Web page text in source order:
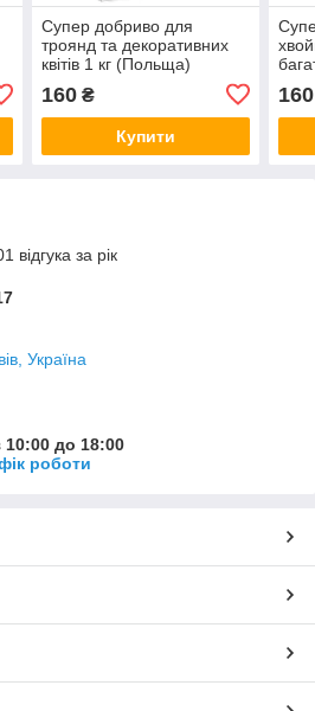
Супер добриво для
троянд та декоративних
квітів 1 кг (Польща)
160₴
Купити
160
відгука за рік
Україна
10:00 до 18:00
роботи